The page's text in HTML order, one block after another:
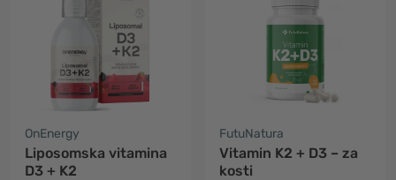
OnEnergy
Liposomska vitamina
D3 + K2
FutuNatura
Vitamin K2 + D3 – za
kosti